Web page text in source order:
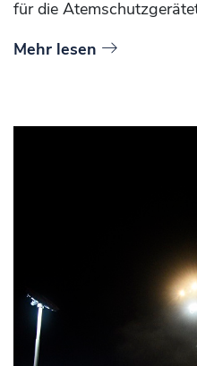
für die
Mehr lesen